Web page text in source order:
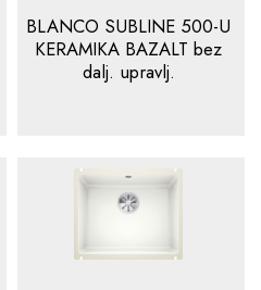
BLANCO SUBLINE 500-U
KERAMIKA BAZALT bez
dalj. upravlj.